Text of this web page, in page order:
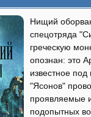
Нищий
спецотряда
греческую
опознан: это
известное
"Ясонов"
проявляемые
подопытных